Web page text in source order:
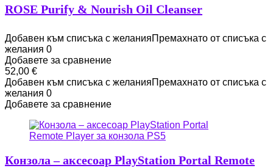
ROSE Purify & Nourish Oil Cleanser
Добавен към списъка с желанияПремахнато от списъка с
желания 0
Добавете за сравнение
52,00 €
Добавен към списъка с желанияПремахнато от списъка с
желания 0
Добавете за сравнение
Конзола – аксесоар PlayStation Portal Remote